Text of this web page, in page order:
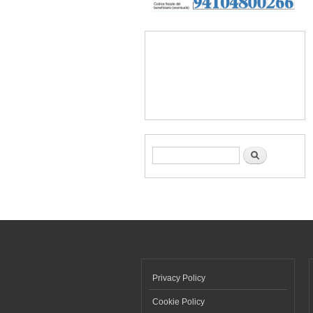
Form di ricerca Cerca
Privacy Policy
Cookie Policy